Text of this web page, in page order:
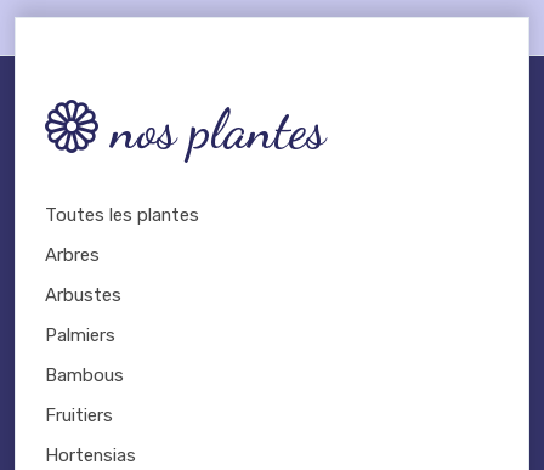
nos plantes
Toutes les plantes
Arbres
Arbustes
Palmiers
Bambous
Fruitiers
Hortensias